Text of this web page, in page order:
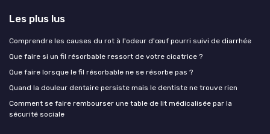
Les plus lus
Comprendre les causes du rot à l'odeur d'œuf pourri suivi de diarrhée
Que faire si un fil résorbable ressort de votre cicatrice ?
Que faire lorsque le fil résorbable ne se résorbe pas ?
Quand la douleur dentaire persiste mais le dentiste ne trouve rien
Comment se faire rembourser une table de lit médicalisée par la
sécurité sociale